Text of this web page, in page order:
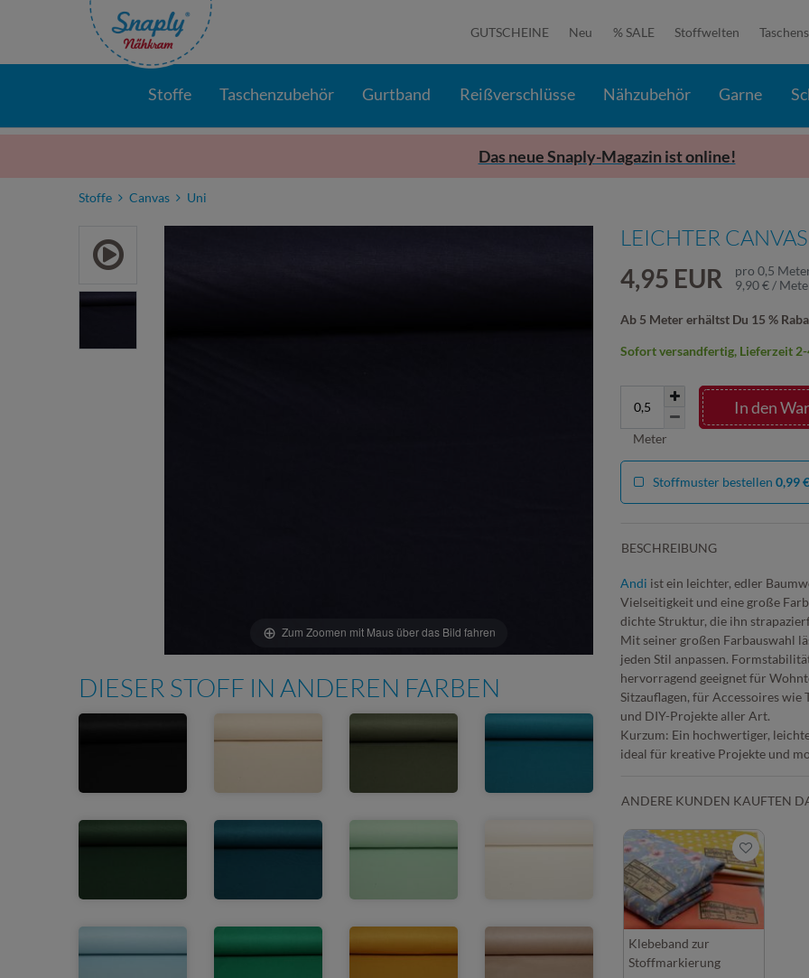
GUTSCHEINE Neu % SALE Stoffwelten
Stoffe Taschenzubehör Gurtband Reißverschlüsse Nähzubehör Garne
Das neue Snaply-Magazin ist online!
Stoffe Canvas Uni
Zum Zoomen mit Maus über das Bild fahren
DIESER STOFF IN ANDEREN FARBEN
LEICHTER
4,95 EUR pro 0,5
9,90 € /
Ab 5 Meter erhältst Du 15 %
In den
Meter
Sofort versandfertig, Lieferzeit
Stoffmuster bestellen 0,99 €
BESCHREIBUNG
Andi ist ein leichter, edler
Vielseitigkeit und eine große
dichte Struktur, die ihn
Mit seiner großen Farbauswahl
jeden Stil anpassen.
hervorragend geeignet für
Sitzauflagen, für Accessoires wie
und DIY-Projekte aller Art.
Kurzum: Ein hochwertiger,
ideal für kreative Projekte und
ANDERE KUNDEN KAUFTEN
Klebeband zur
Stoffmarkierung